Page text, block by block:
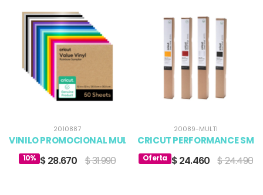
2010887
VINILO PROMOCIONAL MULTICOLOR CRICUT 12 X 12 (50)
10% $ 28.670 $ 31.990
20089-MULTI
CRICUT PERFORMANCE
Oferta $ 24.460 $ 24.490